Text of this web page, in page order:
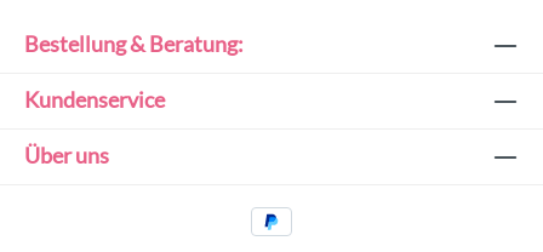
Bestellung & Beratung:
Kundenservice
Über uns